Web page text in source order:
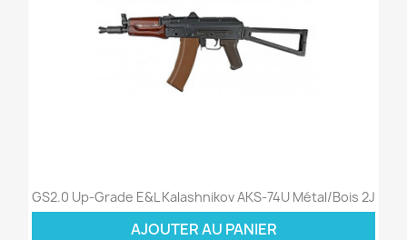
GS2.0 Up-Grade E&L Kalashnikov AKS-74U Métal/Bois 2J
AJOUTER AU PANIER